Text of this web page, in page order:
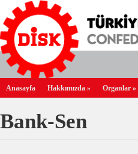
Anasayfa Hakkımızda » Organlar »
Bank-Sen